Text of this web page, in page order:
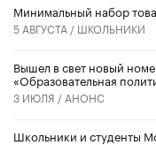
Минимальный набор
5 АВГУСТА / ШКОЛЬНИКИ
Вышел в свет новый
«Образовательная
3 ИЮЛЯ / АНОНС
Школьники и студенты